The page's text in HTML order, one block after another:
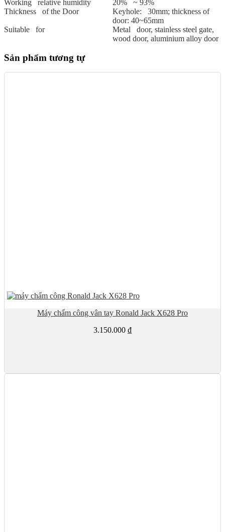
Working relative humidity
20% ~ 93%
Thickness of the Door
Keyhole: 30mm; thickness of
door: 40~65mm
Suitable for
Metal door, stainless steel gate,
wood door, aluminium alloy door
Sản phẩm tương tự
Máy chấm công vân tay Ronald Jack X628 Pro
3.150.000 ₫